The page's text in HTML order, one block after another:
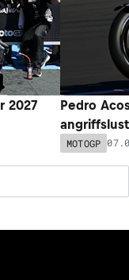
2027
Pedro
MOTOGP